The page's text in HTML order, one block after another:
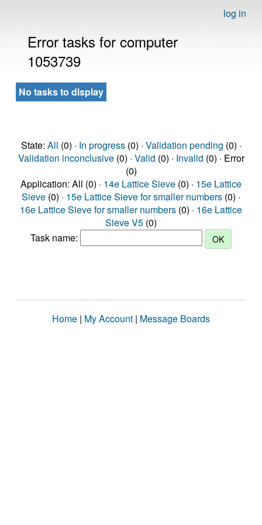
log in
Error tasks for computer
1053739
No tasks to display
State: All (0) · In progress(0) · Validation pending (0) ·
Validation inconclusive(0) · Valid (0) · Invalid (0) · Error
(0)
Application: All (0) · 14e Lattice Sieve (0) · 15e Lattice
Sieve (0) · 15e Lattice Sieve for smaller numbers (0) ·
16e Lattice Sieve for smaller numbers (0) · 16e Lattice
Sieve V5 (0)
Task name:
Home | My Account | Message Boards